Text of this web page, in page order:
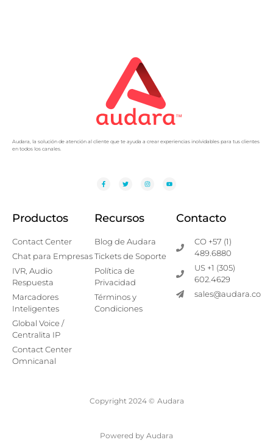
Audara, la solución de atención al cliente que te ayuda a crear experiencias inolvidables para tus clientes
en todos los canales.
Productos
Contact Center
Chat para Empresas
IVR, Audio
Respuesta
Marcadores
Inteligentes
Global Voice /
Centralita IP
Contact Center
Omnicanal
Recursos
Blog de Audara
Tickets de Soporte
Política de
Privacidad
Términos y
Condiciones
Contacto
CO +57 (1)
489.6880
US +1 (305)
602.4629
sales@audara.co
Copyright 2024 © Audara
Powered by Audara